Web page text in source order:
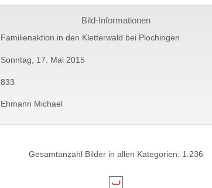
Bild-Informationen
Familienaktion in den Kletterwald bei Plochingen
Sonntag, 17. Mai 2015
833
Ehmann Michael
Gesamtanzahl Bilder in allen Kategorien: 1.236